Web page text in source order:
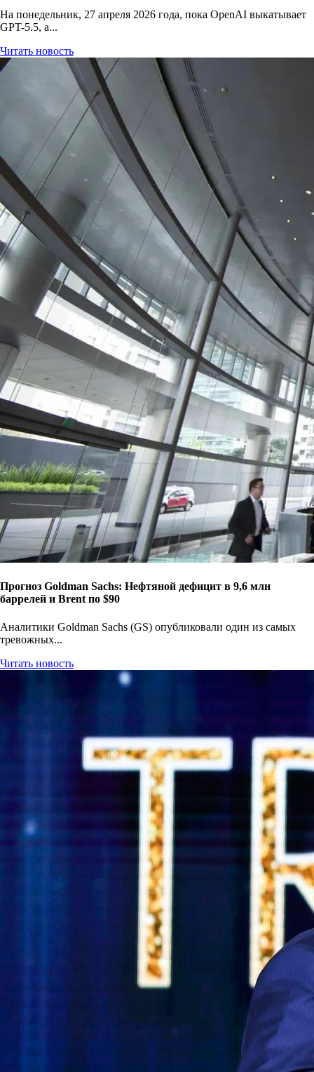
На понедельник, 27 апреля 2026 года, пока OpenAI выкатывает
GPT-5.5, а...
Читать новость
Прогноз Goldman Sachs: Нефтяной дефицит в 9,6 млн
баррелей и Brent по $90
Аналитики Goldman Sachs (GS) опубликовали один из самых
тревожных...
Читать новость